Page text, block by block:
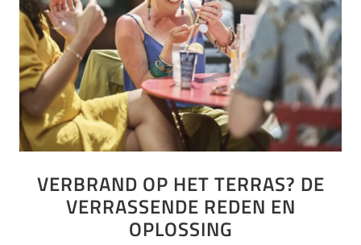
VERBRAND OP HET TERRAS? DE
VERRASSENDE REDEN EN
OPLOSSING